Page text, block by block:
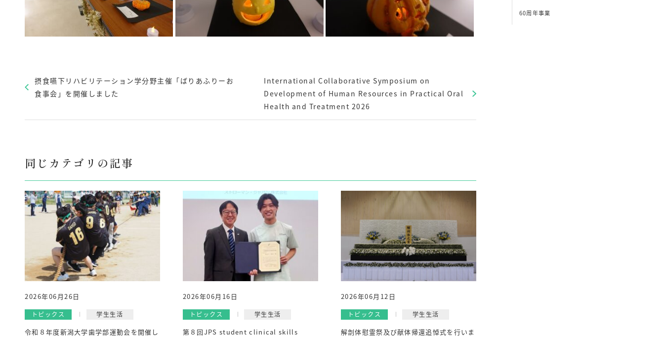
摂食嚥下リハビリテーション学分野主催「ばりあふりーお
食事会」を開催しました
International Collaborative Symposium on
Development of Human Resources in Practical Oral
Health and Treatment 2026
同じカテゴリの記事
2026年06月26日
トピックス 学生生活
令和８年度新潟大学歯学部運動会を開催し
2026年06月16日
トピックス 学生生活
第８回JPS student clinical skills
2026年06月12日
トピックス 学生生活
解剖体慰霊祭及び献体帰還追悼式を行いま
60周年事業